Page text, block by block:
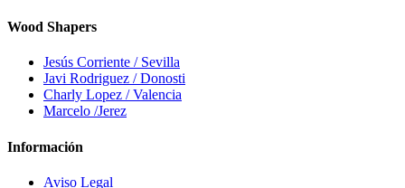
Wood Shapers
Jesús Corriente / Sevilla
Javi Rodriguez / Donosti
Charly Lopez / Valencia
Marcelo /Jerez
Información
Aviso Legal